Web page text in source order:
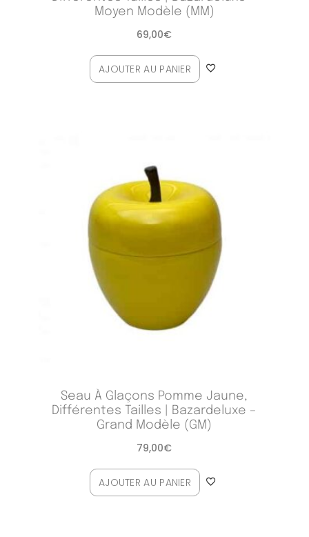
Moyen Modèle (MM)
69,00€
AJOUTER AU PANIER
Seau À Glaçons Pomme Jaune,
Différentes Tailles | Bazardeluxe –
Grand Modèle (GM)
79,00€
AJOUTER AU PANIER